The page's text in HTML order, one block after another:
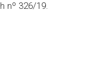
nº 326/19.